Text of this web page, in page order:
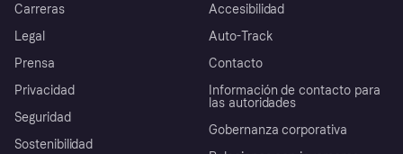
Carreras
Legal
Prensa
Privacidad
Seguridad
Sostenibilidad
Accesibilidad
Auto-Track
Contacto
Información de contacto para
las autoridades
Gobernanza corporativa